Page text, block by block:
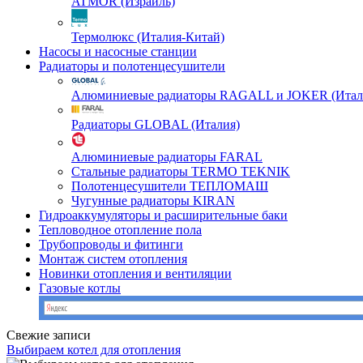
Термолюкс (Италия-Китай)
Насосы и насосные станции
Радиаторы и полотенцесушители
Алюминиевые радиаторы RAGALL и JOKER
Радиаторы GLOBAL (Италия)
Алюминиевые радиаторы FARAL
Стальные радиаторы TERMO TEKNIK
Полотенцесушители ТЕПЛОМАШ
Чугунные радиаторы KIRAN
Гидроаккумуляторы и расширительные баки
Тепловодное отопление пола
Трубопроводы и фитинги
Монтаж систем отопления
Новинки отопления и вентиляции
Газовые котлы
Свежие записи
Выбираем котел для отопления